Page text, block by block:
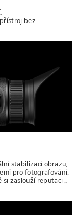
bez
stabilizací obrazu,
pro fotografování,
zaslouží reputaci „